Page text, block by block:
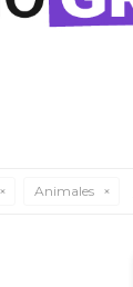
Animales